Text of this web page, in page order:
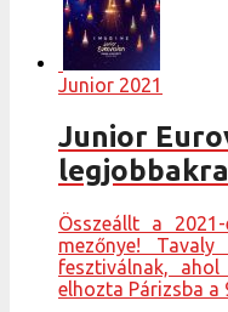
Junior 2021
Junior
Összeállt a
mezőnye!
fesztiválnak,
elhozta Párizsba a